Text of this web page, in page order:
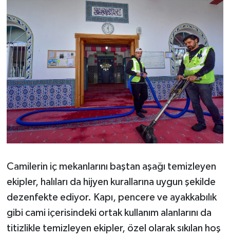
Camilerin iç mekanlarını baştan aşağı temizleyen
ekipler, halıları da hijyen kurallarına uygun şekilde
dezenfekte ediyor. Kapı, pencere ve ayakkabılık
gibi cami içerisindeki ortak kullanım alanlarını da
titizlikle temizleyen ekipler, özel olarak sıkılan hoş